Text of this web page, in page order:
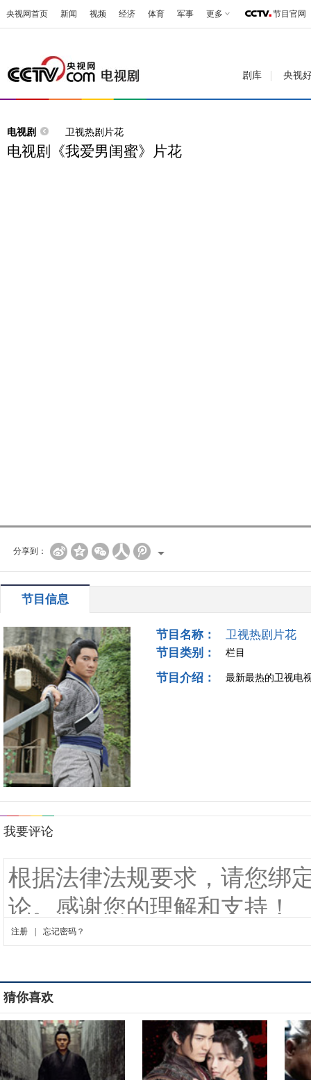
央视网首页 新闻 视频 经济 体育 军事 更多 节目官网
剧库 央视
电视剧 卫视热剧片花
电视剧《我爱男闺蜜》片花
分享到：
节目信息
节目名称：
卫视热剧片花
节目类别：
栏目
节目介绍： 最新最热的卫视电
猜你喜欢